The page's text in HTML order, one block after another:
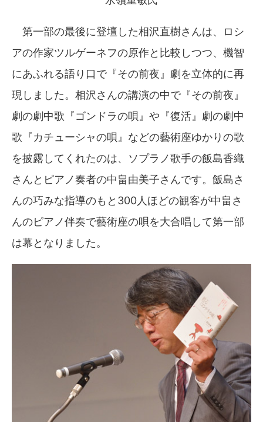
第一部の最後に登壇した相沢直樹さんは、ロシ
アの作家ツルゲーネフの原作と比較しつつ、機智
にあふれる語り口で『その前夜』劇を立体的に再
現しました。相沢さんの講演の中で『その前夜』
劇の劇中歌『ゴンドラの唄』や『復活』劇の劇中
歌『カチューシャの唄』などの藝術座ゆかりの歌
を披露してくれたのは、ソプラノ歌手の飯島香織
さんとピアノ奏者の中畠由美子さんです。飯島さ
んの巧みな指導のもと300人ほどの観客が中畠さ
んのピアノ伴奏で藝術座の唄を大合唱して第一部
は幕となりました。